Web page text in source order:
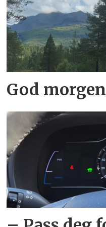
God